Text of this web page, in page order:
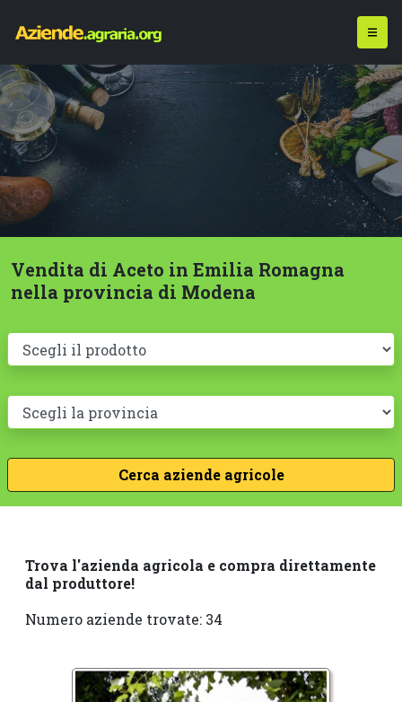
Vendita di Aceto in Emilia Romagna
nella provincia di Modena
Trova l'azienda agricola e compra direttamente
dal produttore!
Numero aziende trovate: 34